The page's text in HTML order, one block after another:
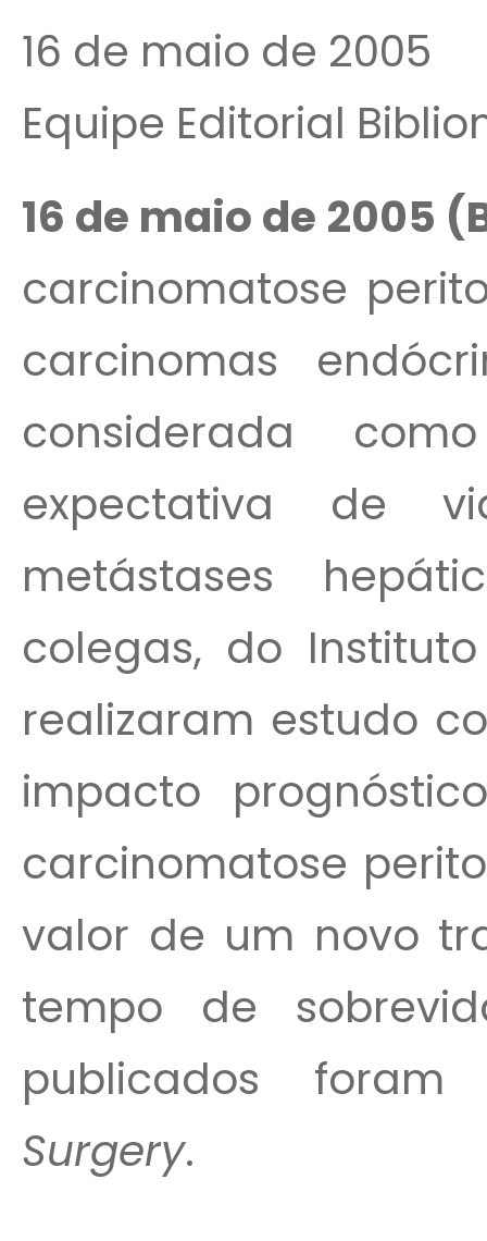
16 de maio de 2005
Equipe Editorial
16 de maio de 2005
carcinomatose
carcinomas
considerada
expectativa de
metástases
colegas, do
realizaram estudo
impacto
carcinomatose
valor de um novo
tempo de
publicados
Surgery.